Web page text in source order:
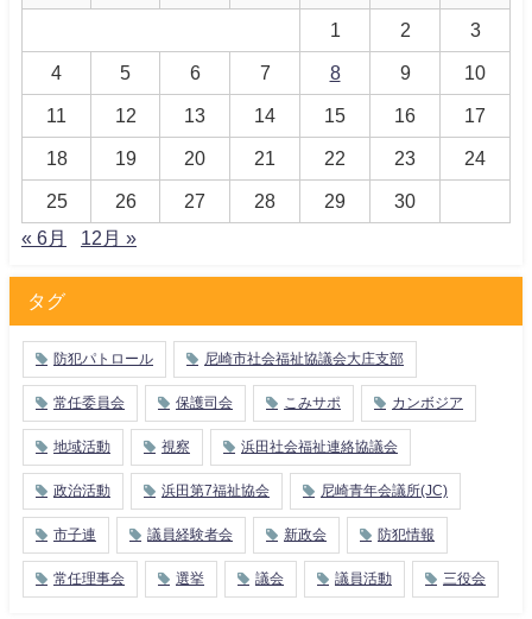
1 2 3
4 5 6 7 8 9 10
11 12 13 14 15 16 17
18 19 20 21 22 23 24
25 26 27 28 29
30
« 6月
12月 »
タグ
防犯パトロール 尼崎市社会福祉協議会大庄支部
常任委員会 保護司会 こみサポ カンボジア
地域活動 視察 浜田社会福祉連絡協議会
政治活動 浜田第7福祉協会 尼崎青年会議所(JC)
市子連 議員経験者会 新政会 防犯情報
常任理事会 選挙 議会 議員活動 三役会